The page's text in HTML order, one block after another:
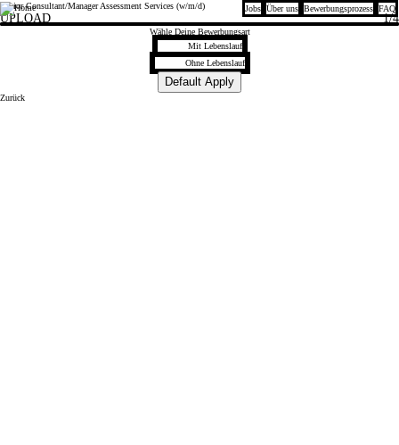
Kienbaum Jobs Über uns Bewerbungsprozess FAQ
Senior Consultant/Manager Assessment Services (w/m/d)
UPLOAD 1/4
Wähle Deine Bewerbungsart
Mit Lebenslauf
Mit Lebenslauf
Ohne Lebenslauf
Upload CV later
Default Apply
Upload CV from LinkedIn
Zurück